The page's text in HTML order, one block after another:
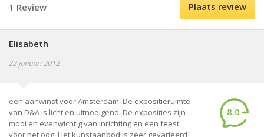
1 Review Plaats review
Elisabeth
22 januari 2012
een aanwinst voor Amsterdam. De expositieruimte
van D&A is licht en uitnodigend. De exposities zijn
mooi en evenwichtig van inrichting en een feest
voor het oog. Het kunstaanbod is zeer gevarieerd
8.0